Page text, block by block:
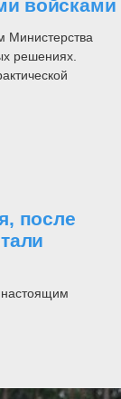
войсками
Министерства
решениях.
после